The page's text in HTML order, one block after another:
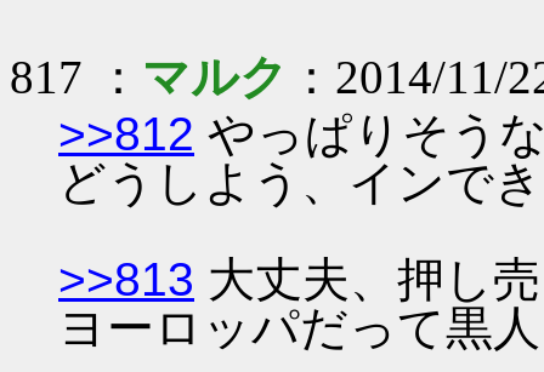
817 ： マルク ：2014/11/
>>812 やっぱりそう
どうしよう、インで
>>813 大丈夫、押し
ヨーロッパだって黒